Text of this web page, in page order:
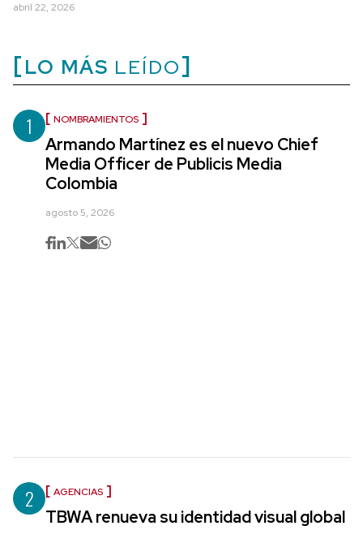
abril 22, 2026
LO MÁS LEÍDO
1 NOMBRAMIENTOS
Armando Martínez es el nuevo Chief
Media Officer de Publicis Media
Colombia
agosto 5, 2026
2 AGENCIAS
TBWA renueva su identidad visual global